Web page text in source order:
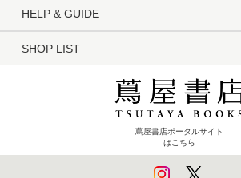
HELP & GUIDE
SHOP LIST
蔦屋書店ポータルサイト
はこちら